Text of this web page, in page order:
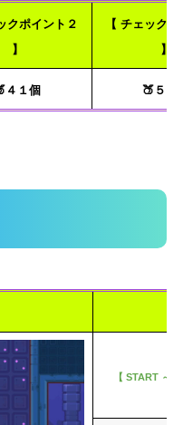
クポイント２
】
【 チェック
】
４１個 🍑５３
【 START ～